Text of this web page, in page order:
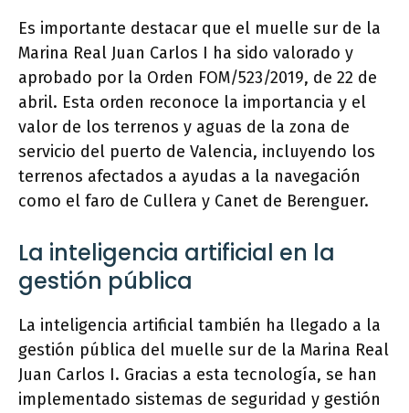
Es importante destacar que el muelle sur de la
Marina Real Juan Carlos I ha sido valorado y
aprobado por la Orden FOM/523/2019, de 22 de
abril. Esta orden reconoce la importancia y el
valor de los terrenos y aguas de la zona de
servicio del puerto de Valencia, incluyendo los
terrenos afectados a ayudas a la navegación
como el faro de Cullera y Canet de Berenguer.
La inteligencia artificial en la
gestión pública
La inteligencia artificial también ha llegado a la
gestión pública del muelle sur de la Marina Real
Juan Carlos I. Gracias a esta tecnología, se han
implementado sistemas de seguridad y gestión